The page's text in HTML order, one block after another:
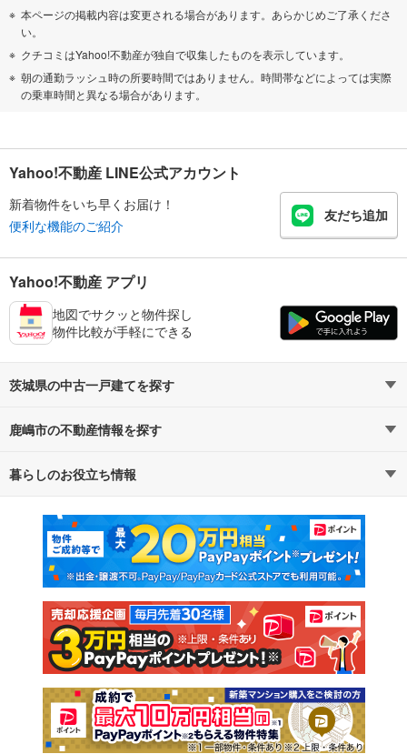
本ページの掲載内容は変更される場合があります。あらかじめご了承くださ
い。
クチコミはYahoo!不動産が独自で収集したものを表示しています。
朝の通勤ラッシュ時の所要時間ではありません。時間帯などによっては実際
の乗車時間と異なる場合があります。
Yahoo!不動産 LINE公式アカウント
新着物件をいち早くお届け！
便利な機能のご紹介
友だち追加
Yahoo!不動産 アプリ
地図でサクッと物件探し
物件比較が手軽にできる
茨城県の中古一戸建てを探す
路線・駅から探す
通勤・通学時間から探す
鹿嶋市の不動産情報を探す
不動産・住宅
新築マンション 中古マンション
新築一戸建て 中古一戸建て
注文住宅 土地
売却査定
暮らしのお役立ち情報
マンションカタログ 教えて！住まいの先生